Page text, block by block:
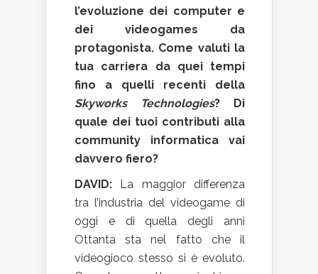
l’evoluzione dei computer e
dei videogames da
protagonista. Come valuti la
tua carriera da quei tempi
fino a quelli recenti della
Skyworks Technologies? Di
quale dei tuoi contributi alla
community informatica vai
davvero fiero?
DAVID: La maggior differenza
tra l’industria del videogame di
oggi e di quella degli anni
Ottanta sta nel fatto che il
videogioco stesso si è evoluto.